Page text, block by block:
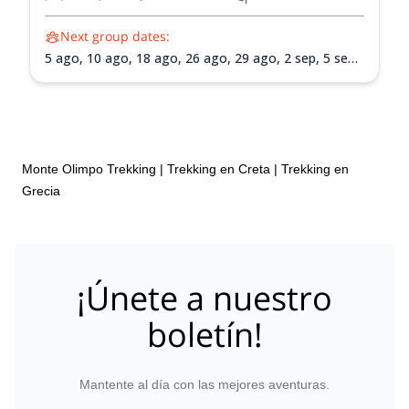
Next group dates:
5 ago, 10 ago, 18 ago, 26 ago, 29 ago, 2 sep, 5 sep,
Monte Olimpo Trekking | Trekking en Creta | Trekking en
Grecia
¡Únete a nuestro
boletín!
Mantente al día con las mejores aventuras.